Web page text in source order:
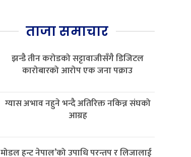
ताजा समाचार
झन्डै तीन करोडको सट्टावाजीसँगै डिजिटल
कारोबारको आरोप एक जना पक्राउ
ग्यास अभाव नहुने भन्दै अतिरिक्त नकिन्न संघको
आग्रह
मोडल हन्ट नेपाल’को उपाधि परन्तप र लिजालाई